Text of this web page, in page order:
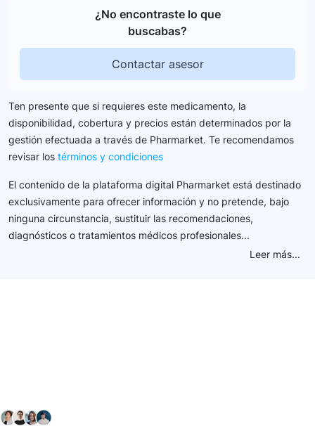
¿No encontraste lo que
buscabas?
Contactar asesor
Ten presente que si requieres este medicamento, la
disponibilidad, cobertura y precios están determinados por la
gestión efectuada a través de Pharmarket. Te recomendamos
revisar los términos y condiciones
El contenido de la plataforma digital Pharmarket está destinado
exclusivamente para ofrecer información y no pretende, bajo
ninguna circunstancia, sustituir las recomendaciones,
diagnósticos o tratamientos médicos profesionales...
Leer más...